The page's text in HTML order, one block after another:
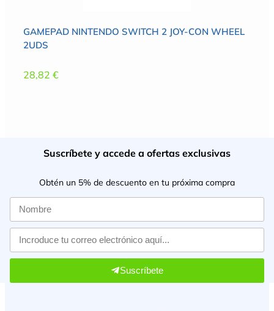
GAMEPAD NINTENDO SWITCH 2 JOY-CON WHEEL
2UDS
28,82 €
Suscríbete y accede a ofertas exclusivas
Obtén un 5% de descuento en tu próxima compra
Suscríbete